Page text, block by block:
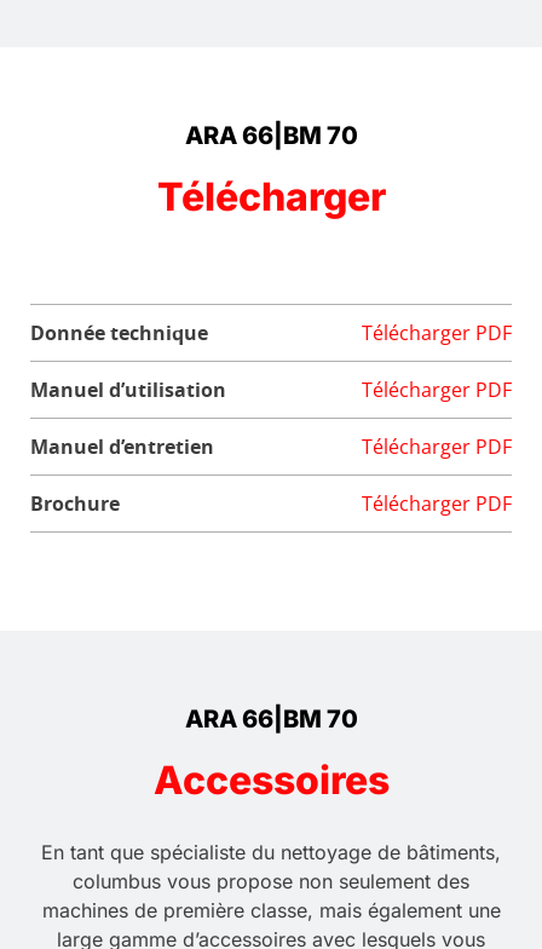
ARA 66|BM 70
Télécharger
Donnée technique Télécharger PDF
Manuel d’utilisation Télécharger PDF
Manuel d’entretien Télécharger PDF
Brochure Télécharger PDF
ARA 66|BM 70
Accessoires
En tant que spécialiste du nettoyage de bâtiments,
columbus vous propose non seulement des
machines de première classe, mais également une
large gamme d’accessoires avec lesquels vous